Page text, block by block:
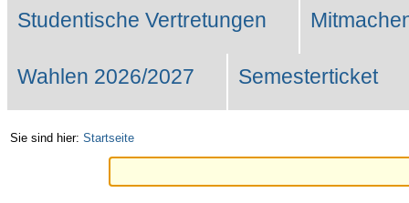
Studentische Vertretungen
Wahlen 2026/2027 Semesterticket
Sie sind hier: Startseite